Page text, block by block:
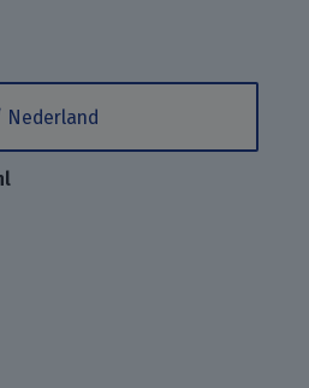
blogposts met
GitHub.
ons via Matrix.
Nederland